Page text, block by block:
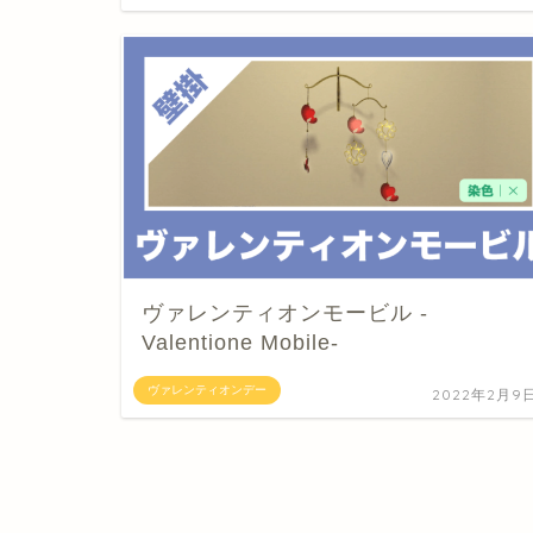
ヴァレンティオンデー
ヴァレンティオンモービル -
Valentione Mobile-
2022年2月9